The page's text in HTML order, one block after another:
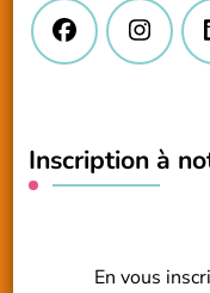
Inscription à
En vous